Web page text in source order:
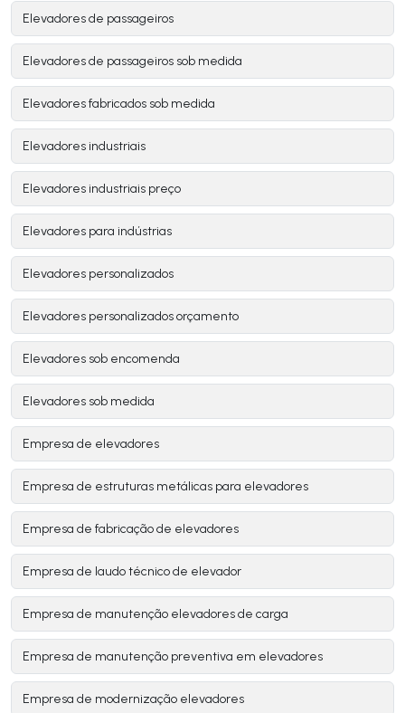
Elevadores de passageiros
Elevadores de passageiros sob medida
Elevadores fabricados sob medida
Elevadores industriais
Elevadores industriais preço
Elevadores para indústrias
Elevadores personalizados
Elevadores personalizados orçamento
Elevadores sob encomenda
Elevadores sob medida
Empresa de elevadores
Empresa de estruturas metálicas para elevadores
Empresa de fabricação de elevadores
Empresa de laudo técnico de elevador
Empresa de manutenção elevadores de carga
Empresa de manutenção preventiva em elevadores
Empresa de modernização elevadores